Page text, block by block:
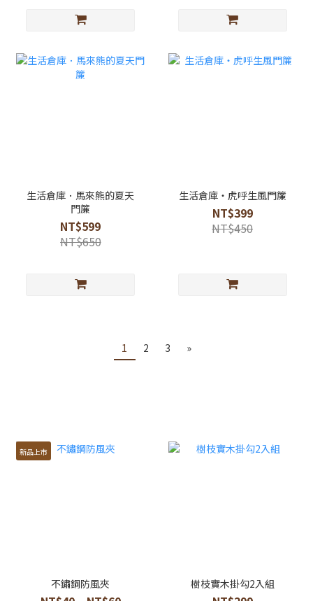
生活倉庫．馬來熊的夏天
門簾
NT$599
NT$650
生活倉庫・虎呼生風門簾
NT$399
NT$450
1 2 3 »
新品上市
不鏽鋼防風夾 樹枝實木掛勾2入組